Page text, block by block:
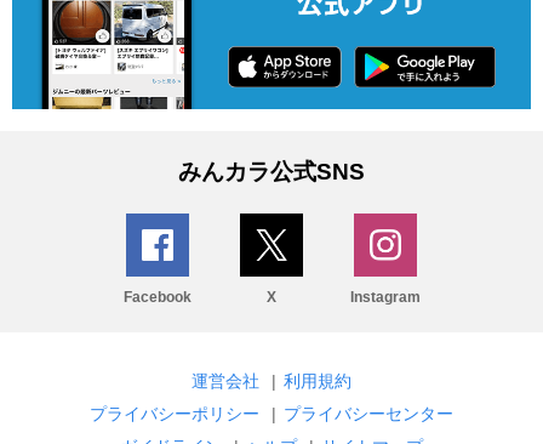
みんカラ公式SNS
Facebook X Instagram
運営会社 | 利用規約
プライバシーポリシー
| プライバシーセンター